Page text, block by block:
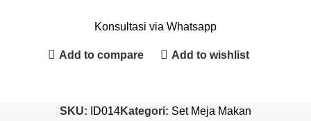
Konsultasi via Whatsapp
Add to compare Add to wishlist
SKU: ID014Kategori: Set Meja Makan